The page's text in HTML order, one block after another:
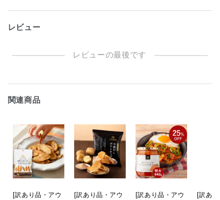
レビュー
レビューの最後です
関連商品
[訳あり品・アウ
[訳あり品・アウ
[訳あり品・アウ
[訳あ